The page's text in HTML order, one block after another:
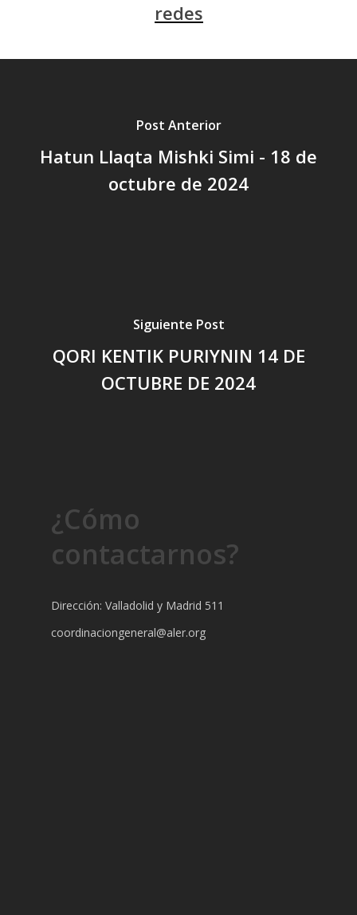
redes
Post Anterior
Hatun Llaqta Mishki Simi - 18 de
octubre de 2024
Siguiente Post
QORI KENTIK PURIYNIN 14 DE
OCTUBRE DE 2024
¿Cómo
contactarnos?
Dirección: Valladolid y Madrid 511
coordinaciongeneral@aler.org